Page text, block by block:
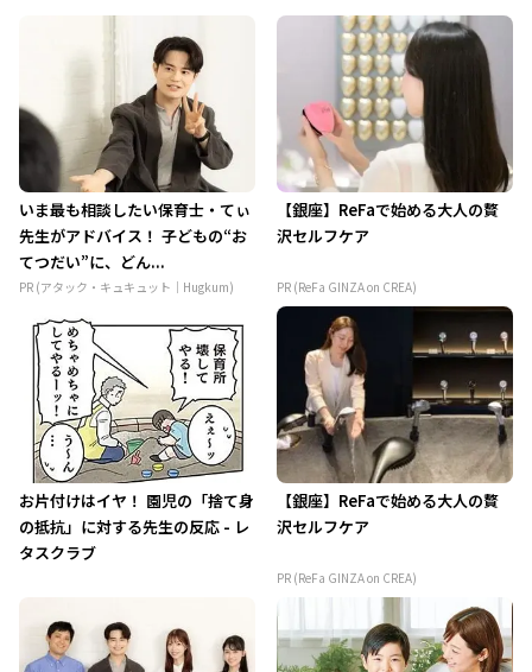
いま最も相談したい保育士・てぃ
先生がアドバイス！ 子どもの“お
てつだい”に、どん...
PR (アタック・キュキュット｜Hugkum)
【銀座】ReFaで始める大人の贅
沢セルフケア
PR (ReFa GINZA on CREA)
お片付けはイヤ！ 園児の「捨て身
の抵抗」に対する先生の反応 - レ
タスクラブ
【銀座】ReFaで始める大人の贅
沢セルフケア
PR (ReFa GINZA on CREA)